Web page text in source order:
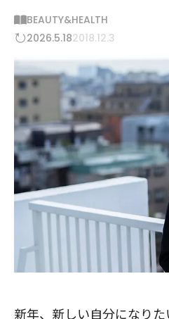
BEAUTY&HEALTH
2026.5.182018.12.3
新年、新しい自分になり